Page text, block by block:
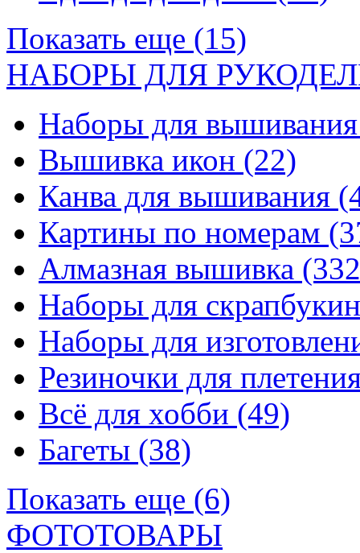
Показать еще (15)
НАБОРЫ ДЛЯ
Наборы для
Вышивка икон (22)
Канва для вышивания
Картины по номерам
Алмазная вышивка
Наборы для
Наборы для
Резиночки для
Всё для хобби (49)
Багеты (38)
Показать еще (6)
ФОТОТОВАРЫ